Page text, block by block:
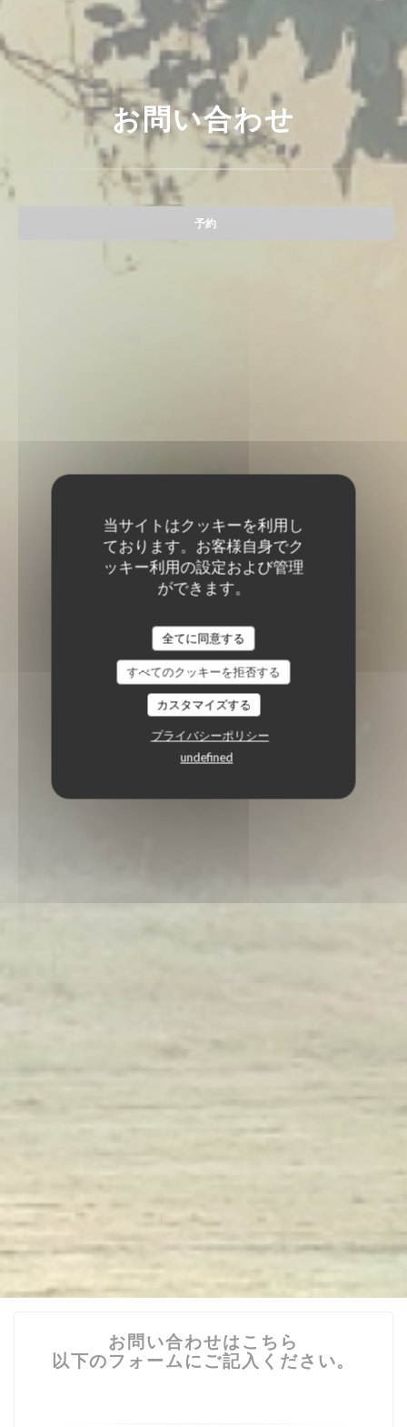
当サイトはクッキーを利用し
ております。お客様自身でク
ッキー利用の設定および管理
ができます。
全てに同意する
すべてのクッキーを拒否する
カスタマイズする
プライバシーポリシー
undefined
お問い合わせ
予約
お問い合わせはこちら
以下のフォームにご記入ください。